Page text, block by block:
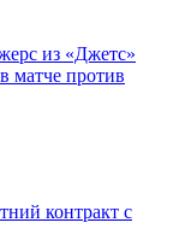
из «Джетс»
матче против
контракт с